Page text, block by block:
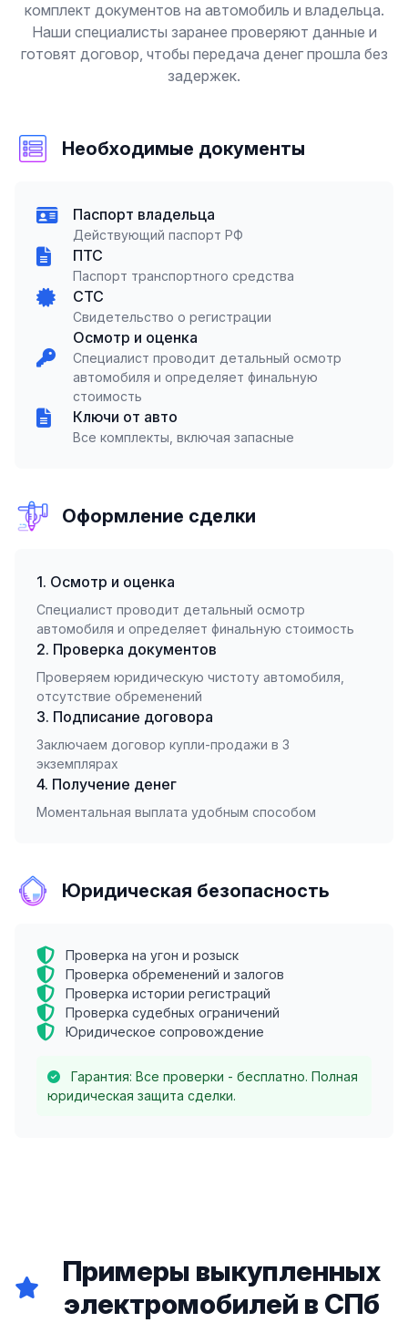
комплект документов на автомобиль и владельца.
Наши специалисты заранее проверяют данные и
готовят договор, чтобы передача денег прошла без
задержек.
Необходимые документы
Паспорт владельца
Действующий паспорт РФ
ПТС
Паспорт транспортного средства
СТС
Свидетельство о регистрации
Осмотр и оценка
Специалист проводит детальный осмотр
автомобиля и определяет финальную
стоимость
Ключи от авто
Все комплекты, включая запасные
Оформление сделки
1. Осмотр и оценка
Специалист проводит детальный осмотр
автомобиля и определяет финальную стоимость
2. Проверка документов
Проверяем юридическую чистоту автомобиля,
отсутствие обременений
3. Подписание договора
Заключаем договор купли-продажи в 3
экземплярах
4. Получение денег
Моментальная выплата удобным способом
Юридическая безопасность
Проверка на угон и розыск
Проверка обременений и залогов
Проверка истории регистраций
Проверка судебных ограничений
Юридическое сопровождение
Гарантия: Все проверки - бесплатно. Полная
юридическая защита сделки.
Примеры выкупленных
электромобилей в СПб